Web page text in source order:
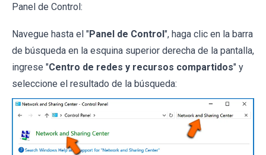
Panel de Control:
Navegue hasta el "Panel de Control", haga clic en la barra
de búsqueda en la esquina superior derecha de la pantalla,
ingrese "Centro de redes y recursos compartidos" y
seleccione el resultado de la búsqueda: